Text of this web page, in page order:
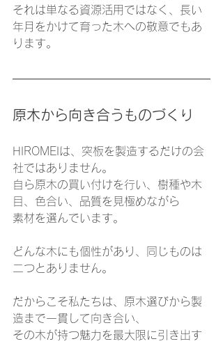
それは単なる資源活用ではなく、長い
年月をかけて育った木への敬意でもあ
ります。
原木から向き合うものづくり
HIROMEIは、突板を製造するだけの会
社ではありません。
自ら原木の買い付けを行い、樹種や木
目、色合い、品質を見極めながら
素材を選んでいます。
どんな木にも個性があり、同じものは
二つとありません。
だからこそ私たちは、原木選びから製
造まで一貫して向き合い、
その木が持つ魅力を最大限に引き出す